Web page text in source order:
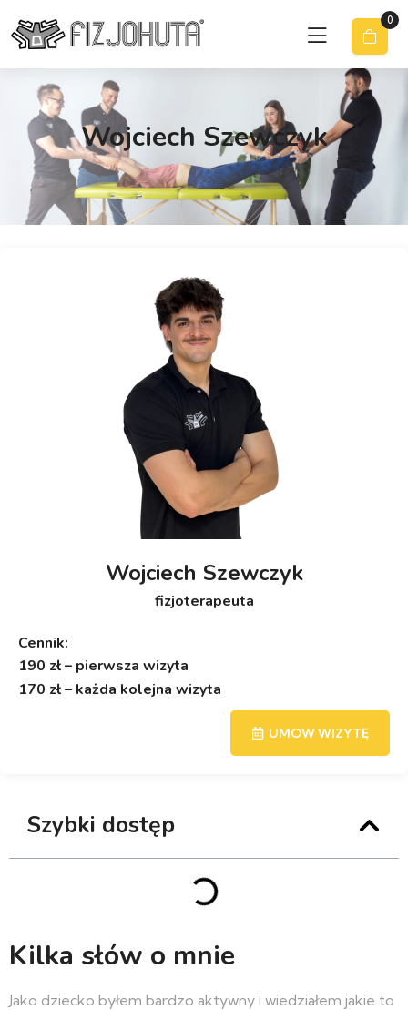
0
Wojciech Szewczyk
Wojciech Szewczyk
fizjoterapeuta
Cennik:
190 zł – pierwsza wizyta
170 zł – każda kolejna wizyta
UMOW WIZYTĘ
Szybki dostęp
Kilka słów o mnie
Jako dziecko byłem bardzo aktywny i wiedziałem jakie to